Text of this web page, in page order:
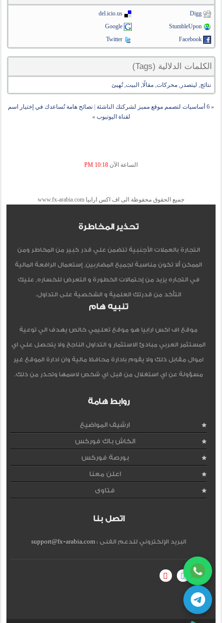
Digg
del.icio.us
StumbleUpon
Google
Facebook
Twitter
الكلمات الدلالية (Tags)
نتائج, ليتصدر ,محركات,مقالًا, البيت,تُهيئ
« 6 أساسيات لتصمم موقع مميز لشركتك الناشئة
نصائح هامة تُساعدك في إختيار اسم
لقناة اليوتيوب »
الساعة الآن 10:18 PM
جميع الحقوق محفوظة الى اف اكس ارابيا www.fx-arabia.com
تحذير المخاطرة
التجارة بالعملات الأجنبية تتضمن علي قدر كبير من المخاطر ومن
الممكن ألا تكون مناسبة لجميع المضاربين, إستعمال الرافعة المالية
في التجاره يزيد من إحتمالات الخطورة و التعرض للخساره, عليك
التأكد من قدرتك العلمية و الشخصية على التداول.
تنبيه هام
موقع اف اكس ارابيا هو موقع تعليمي خالص يهدف الي توعية
المستثمر العربي مبادئ الاستثمار و التداول الناجح ولا يتحصل علي اي
اموال مقابل ذلك ولا يقوم بادارة محافظ مالية وان ادارة الموقع غير
مسؤولة عن اي استغلال من قبل اي شخص لاسمها وتحذر من ذلك.
روابط هامة
ارشيف المواضيع
الكاش باك فوركس
بورصة فوركس
اعلن معنا
فتاوى
اتصل بنا
البريد الإلكتروني للدعم الفنى :support@fx-arabia.com